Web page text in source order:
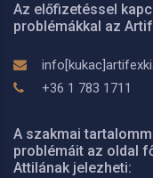
Az előfizetéssel
problémákkal az
+36 1 783 1711
A szakmai
problémáit az oldal
Attilának jelezheti: